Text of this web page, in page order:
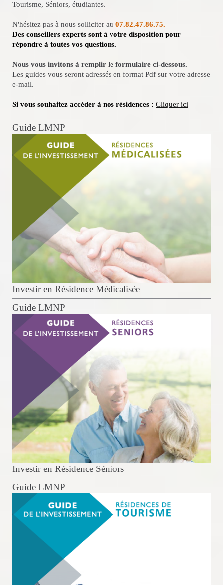
Tourisme, Séniors, étudiantes.
N'hésitez pas à nous solliciter au 07.82.47.86.75.
Des conseillers experts sont à votre disposition pour
répondre à toutes vos questions.
Nous vous invitons à remplir le formulaire ci-dessous.
Les guides vous seront adressés en format Pdf sur votre adresse
e-mail.
Si vous souhaitez accéder à nos résidences : Cliquer ici
Guide LMNP
Investir en Résidence Médicalisée
Guide LMNP
Investir en Résidence Séniors
Guide LMNP